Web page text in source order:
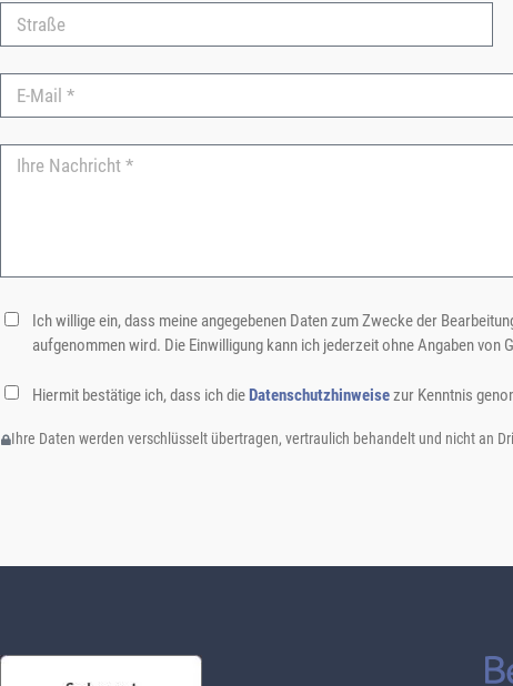
Ich willige ein, dass meine angegebenen Daten zum Zwecke der
aufgenommen wird. Die Einwilligung kann ich jederzeit ohne Angaben von
Hiermit bestätige ich, dass ich die Datenschutzhinweisezur Kenntnis
Ihre Daten werden verschlüsselt übertragen, vertraulich behandelt und nicht an